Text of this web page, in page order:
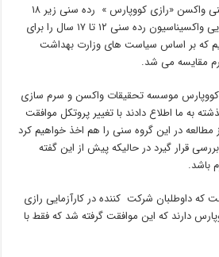
وی در خصوص کارآزمایی بالینی واکسن «رازی کووپارس » رده سنی زیر ۱۸
سال نیز گفت: پروتکل کارآزمایی واکسیناسیون رده سنی ۱۲ تا ۱۷ سال را برای
که بر اساس سیاست های وزارت بهداشت
مقایسه می شد.
موسسه تحقیقات واکسن و سرم سازی
به ما اطلاع دادند با تغییر پروتکل موافقت
مطالعه در این گروه سنی را هم اخذ خواهیم کرد
قرار گیرد در حالیکه پیش از این گفته
باشد.
که داوطلبان شرکت کننده در کارآزمایی رازی
دارند که این موافقت گرفته شد که فقط با